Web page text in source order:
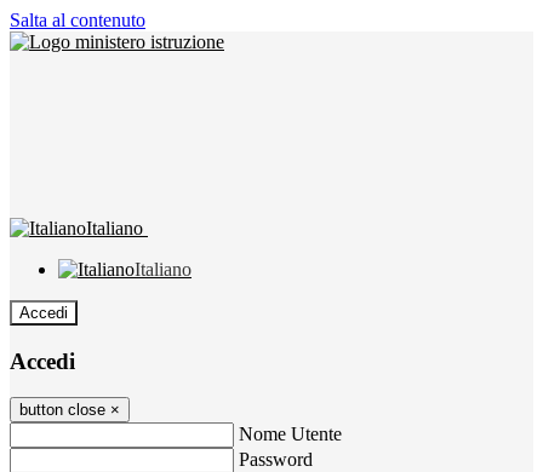
Salta al contenuto
Italiano
Italiano
Accedi
Accedi
button close ×
Nome Utente
Password